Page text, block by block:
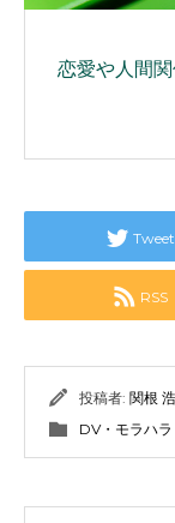
恋愛や人間
Tweet
RSS
投稿者: 関根
DV・モラハ